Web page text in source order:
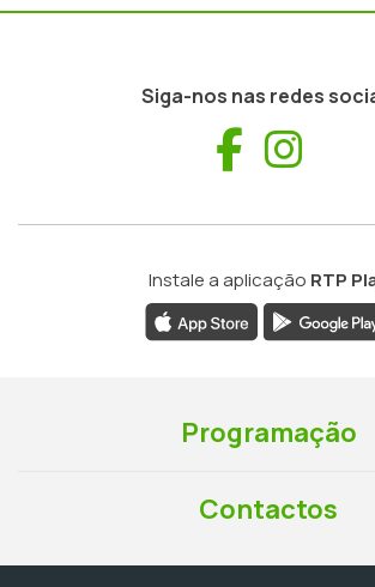
Siga-nos nas redes
Instale a aplicação RTP
Programação
Contactos